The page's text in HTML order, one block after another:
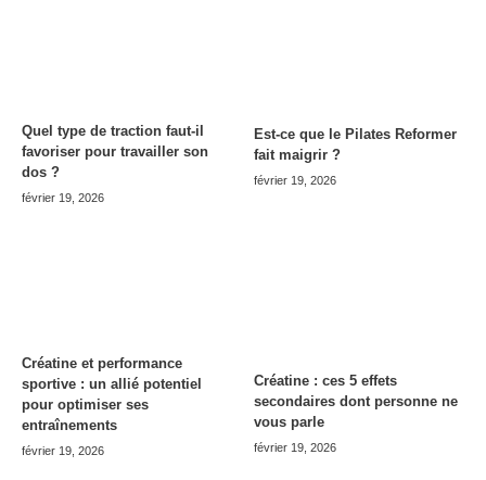
Quel type de traction faut-il
favoriser pour travailler son
dos ?
février 19, 2026
Est-ce que le Pilates Reformer
fait maigrir ?
février 19, 2026
Créatine et performance
sportive : un allié potentiel
pour optimiser ses
entraînements
février 19, 2026
Créatine : ces 5 effets
secondaires dont personne ne
vous parle
février 19, 2026